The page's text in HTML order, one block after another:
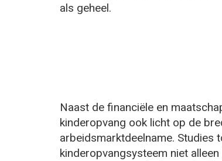
als geheel.
Naast de financiële en
kinderopvang ook licht op de
arbeidsmarktdeelname. Studies
kinderopvangsysteem niet